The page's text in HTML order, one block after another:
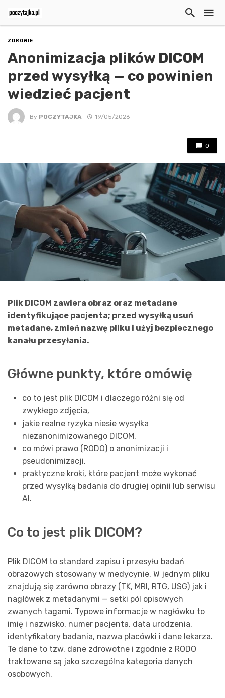
ZDROWIE
Anonimizacja plików DICOM
przed wysyłką — co powinien
wiedzieć pacjent
By POCZYTAJKA 19/05/2026
0
Plik DICOM zawiera obraz oraz metadane
identyfikujące pacjenta; przed wysyłką usuń
metadane, zmień nazwę pliku i użyj bezpiecznego
kanału przesyłania.
Główne punkty, które omówię
co to jest plik DICOM i dlaczego różni się od
zwykłego zdjęcia,
jakie realne ryzyka niesie wysyłka
niezanonimizowanego DICOM,
co mówi prawo (RODO) o anonimizacji i
pseudonimizacji,
praktyczne kroki, które pacjent może wykonać
przed wysyłką badania do drugiej opinii lub serwisu
AI.
Co to jest plik DICOM?
Plik DICOM to standard zapisu i przesyłu badań
obrazowych stosowany w medycynie. W jednym pliku
znajdują się zarówno obrazy (TK, MRI, RTG, USG) jak i
nagłówek z metadanymi — setki pól opisowych
zwanych tagami. Typowe informacje w nagłówku to
imię i nazwisko, numer pacjenta, data urodzenia,
identyfikatory badania, nazwa placówki i dane lekarza.
Te dane to tzw. dane zdrowotne i zgodnie z RODO
traktowane są jako szczególna kategoria danych
osobowych.